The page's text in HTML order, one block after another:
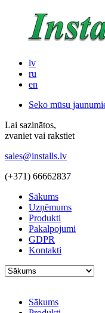
lv
ru
en
Seko mūsu
Lai sazinātos,
zvaniet vai rakstiet
sales@installs.lv
(+371) 66662837
Sākums
Uzņēmums
Produkti
Pakalpojumi
GDPR
Kontakti
Sākums